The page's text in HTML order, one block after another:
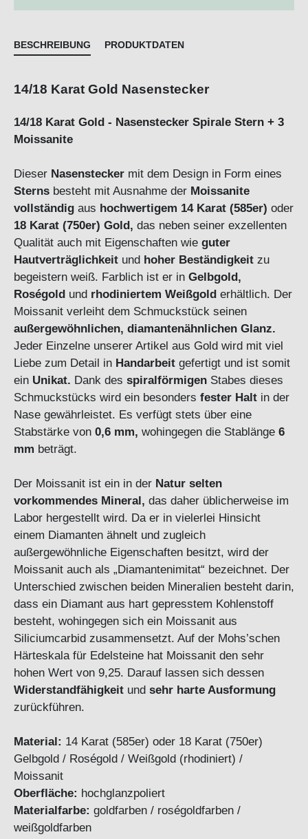
BESCHREIBUNG PRODUKTDATEN
14/18 Karat Gold Nasenstecker
14/18 Karat Gold - Nasenstecker Spirale Stern + 3
Moissanite
Dieser Nasenstecker mit dem Design in Form eines
Sterns besteht mit Ausnahme der Moissanite
vollständig aus hochwertigem 14 Karat (585er) oder
18 Karat (750er) Gold, das neben seiner exzellenten
Qualität auch mit Eigenschaften wie guter
Hautverträglichkeit und hoher Beständigkeit zu
begeistern weiß. Farblich ist er in Gelbgold,
Roségold und rhodiniertem Weißgold erhältlich. Der
Moissanit verleiht dem Schmuckstück seinen
außergewöhnlichen, diamantenähnlichen Glanz.
Jeder Einzelne unserer Artikel aus Gold wird mit viel
Liebe zum Detail in Handarbeit gefertigt und ist somit
ein Unikat. Dank des spiralförmigen Stabes dieses
Schmuckstücks wird ein besonders fester Halt in der
Nase gewährleistet. Es verfügt stets über eine
Stabstärke von 0,6 mm, wohingegen die Stablänge 6
mm beträgt.
Der Moissanit ist ein in der Natur selten
vorkommendes Mineral, das daher üblicherweise im
Labor hergestellt wird. Da er in vielerlei Hinsicht
einem Diamanten ähnelt und zugleich
außergewöhnliche Eigenschaften besitzt, wird der
Moissanit auch als „Diamantenimitat“ bezeichnet. Der
Unterschied zwischen beiden Mineralien besteht darin,
dass ein Diamant aus hart gepresstem Kohlenstoff
besteht, wohingegen sich ein Moissanit aus
Siliciumcarbid zusammensetzt. Auf der Mohs’schen
Härteskala für Edelsteine hat Moissanit den sehr
hohen Wert von 9,25. Darauf lassen sich dessen
Widerstandfähigkeit und sehr harte Ausformung
zurückführen.
Material: 14 Karat (585er) oder 18 Karat (750er)
Gelbgold / Roségold / Weißgold (rhodiniert) /
Moissanit
Oberfläche: hochglanzpoliert
Materialfarbe: goldfarben / roségoldfarben /
weißgoldfarben